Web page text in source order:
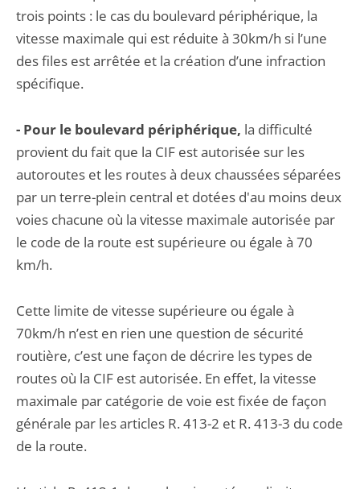
trois points : le cas du boulevard périphérique, la
vitesse maximale qui est réduite à 30km/h si l’une
des files est arrêtée et la création d’une infraction
spécifique.
- Pour le boulevard périphérique, la difficulté
provient du fait que la CIF est autorisée sur les
autoroutes et les routes à deux chaussées séparées
par un terre-plein central et dotées d'au moins deux
voies chacune où la vitesse maximale autorisée par
le code de la route est supérieure ou égale à 70
km/h.
Cette limite de vitesse supérieure ou égale à
70km/h n’est en rien une question de sécurité
routière, c’est une façon de décrire les types de
routes où la CIF est autorisée. En effet, la vitesse
maximale par catégorie de voie est fixée de façon
générale par les articles R. 413-2 et R. 413-3 du code
de la route.